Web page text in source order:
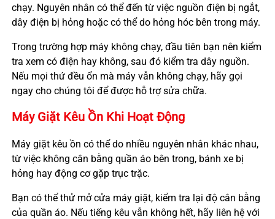
chạy. Nguyên nhân có thể đến từ việc nguồn điện bị ngắt,
dây điện bị hỏng hoặc có thể do hỏng hóc bên trong máy.
Trong trường hợp máy không chạy, đầu tiên bạn nên kiểm
tra xem có điện hay không, sau đó kiểm tra dây nguồn.
Nếu mọi thứ đều ổn mà máy vẫn không chạy, hãy gọi
ngay cho chúng tôi để được hỗ trợ sửa chữa.
Máy Giặt Kêu Ồn Khi Hoạt Động
Máy giặt kêu ồn có thể do nhiều nguyên nhân khác nhau,
từ việc không cân bằng quần áo bên trong, bánh xe bị
hỏng hay động cơ gặp trục trặc.
Bạn có thể thử mở cửa máy giặt, kiểm tra lại độ cân bằng
của quần áo. Nếu tiếng kêu vẫn không hết, hãy liên hệ với